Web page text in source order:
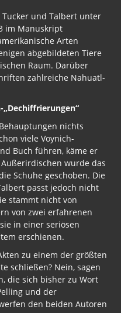
und Talbert unter
im Manuskript
Arten
abgebildeten Tiere
Raum. Darüber
zahlreiche Nahuatl-
„Dechiffrierungen“
nichts
viele Voynich-
Buch führen, käme er
wurde das
Schuhe geschoben. Die
passt jedoch nicht
stammt nicht von
von zwei erfahrenen
in einer seriösen
erschienen.
zu einem der größten
schließen? Nein, sagen
die sich bisher zu Wort
und der
den beiden Autoren